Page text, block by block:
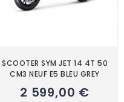
SCOOTER SYM JET 14 4T 50
CM3 NEUF E5 BLEU GREY
2 599,00 €